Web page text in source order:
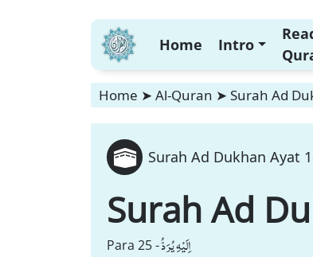
Home Intro
Home ➤ Al-Quran ➤ Surah Ad
Surah Ad Dukhan Ayat
Surah Ad
Para 25 -اِلَیْهِ یُرَدُّ